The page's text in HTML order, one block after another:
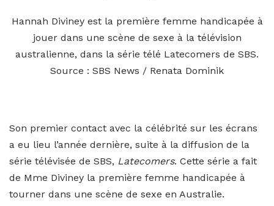
Hannah Diviney est la première femme handicapée à
jouer dans une scène de sexe à la télévision
australienne, dans la série télé Latecomers de SBS.
Source : SBS News / Renata Dominik
Son premier contact avec la célébrité sur les écrans
a eu lieu l’année dernière, suite à la diffusion de la
série télévisée de SBS, Latecomers. Cette série a fait
de Mme Diviney la première femme handicapée à
tourner dans une scène de sexe en Australie.